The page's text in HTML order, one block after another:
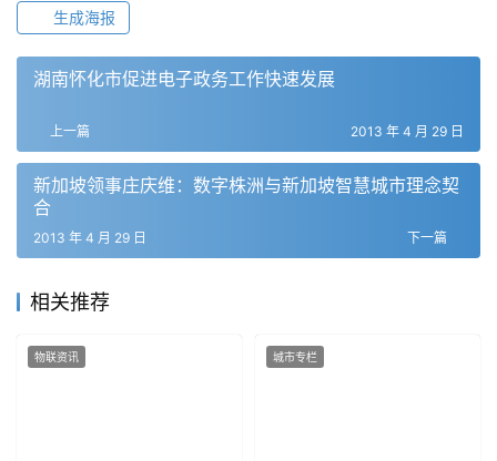
生成海报
湖南怀化市促进电子政务工作快速发展
上一篇 2013 年 4 月 29 日
新加坡领事庄庆维：数字株洲与新加坡智慧城市理念契
合
下一篇
2013 年 4 月 29 日
相关推荐
物联资讯 城市专栏